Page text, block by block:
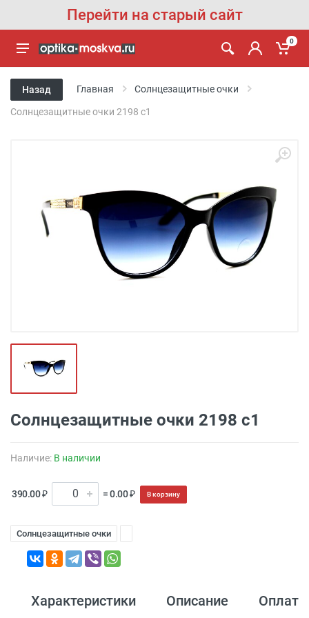
Перейти на старый сайт
0
Назад Главная Солнцезащитные очки
Солнцезащитные очки 2198 c1
Солнцезащитные очки 2198 c1
Наличие: В наличии
390.00 ₽ = 0.00 ₽ В корзину
Солнцезащитные очки
Характеристики Описание Оплата